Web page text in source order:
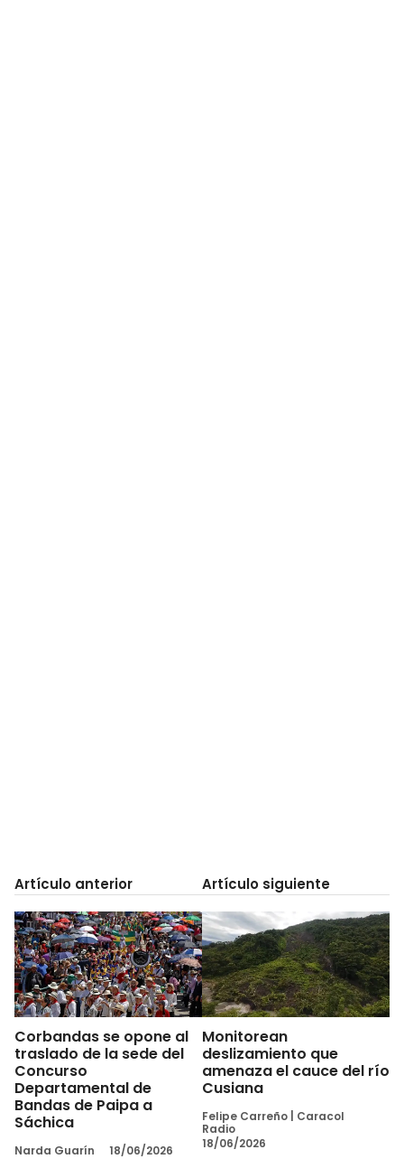
Artículo anterior
Corbandas se opone al
traslado de la sede del
Concurso
Departamental de
Bandas de Paipa a
Sáchica
Narda Guarín 18/06/2026
Artículo siguiente
Monitorean
deslizamiento que
amenaza el cauce del río
Cusiana
Felipe Carreño
Caracol
Radio
18/06/2026